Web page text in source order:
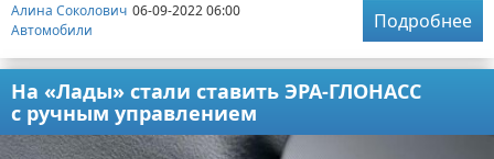
Алина Соколович 06-09-2022 06:00
Автомобили
Подробнее
На «Лады» стали ставить ЭРА-ГЛОНАСС
с ручным управлением